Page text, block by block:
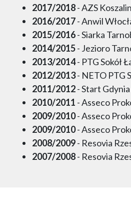
2017/2018- AZS
2016/2017- Anwil
2015/2016- Siarka
2014/2015- Jezioro
2013/2014- PTG Sokół
2012/2013- NETO PTG
2011/2012- Start
2010/2011 - Asseco
2009/2010- Asseco
2009/2010- Asseco
2008/2009- Resovia
2007/2008- Resovia